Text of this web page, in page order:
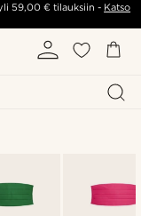
59,00 €tilauksiin - Katso